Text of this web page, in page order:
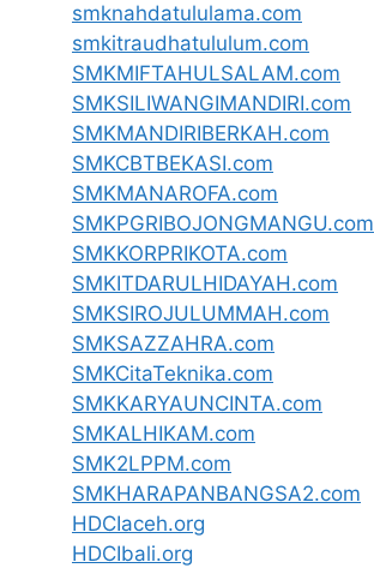
smknahdatululama.com
smkitraudhatululum.com
SMKMIFTAHULSALAM.com
SMKSILIWANGIMANDIRI.com
SMKMANDIRIBERKAH.com
SMKCBTBEKASI.com
SMKMANAROFA.com
SMKPGRIBOJONGMANGU.com
SMKKORPRIKOTA.com
SMKITDARULHIDAYAH.com
SMKSIROJULUMMAH.com
SMKSAZZAHRA.com
SMKCitaTeknika.com
SMKKARYAUNCINTA.com
SMKALHIKAM.com
SMK2LPPM.com
SMKHARAPANBANGSA2.com
HDCIaceh.org
HDCIbali.org